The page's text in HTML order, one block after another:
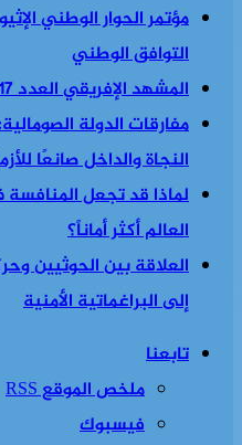
مؤتمر الحوار الوطني
التوافق الوطني
المشهد الإفريقي العدد 217
مفارقات الدولة
النجاة والداخل صانعًا
لماذا قد تجعل
العالم أكثر أماناً؟
العلاقة بين الحوثيين
إلى البراغماتية الأمنية
تابعنا
ملخص الموقع RSS
فيسبوك